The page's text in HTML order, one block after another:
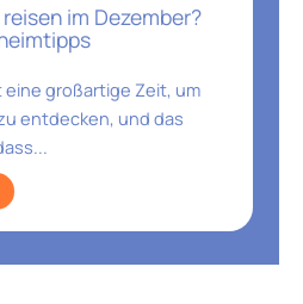
im Dezember?
eine großartige Zeit, um
entdecken, und das